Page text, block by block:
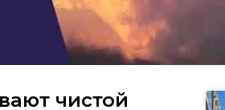
чистой